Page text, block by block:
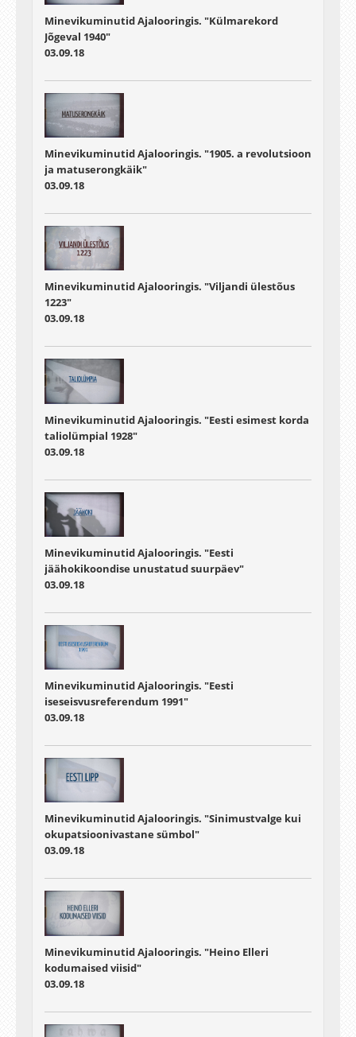
Minevikuminutid Ajalooringis. "Külmarekord
Jõgeval 1940"
03.09.18
Minevikuminutid Ajalooringis. "1905. a revolutsioon
ja matuserongkäik"
03.09.18
Minevikuminutid Ajalooringis. "Viljandi ülestõus
1223"
03.09.18
Minevikuminutid Ajalooringis. "Eesti esimest korda
taliolümpial 1928"
03.09.18
Minevikuminutid Ajalooringis. "Eesti
jäähokikoondise unustatud suurpäev"
03.09.18
Minevikuminutid Ajalooringis. "Eesti
iseseisvusreferendum 1991"
03.09.18
Minevikuminutid Ajalooringis. "Sinimustvalge kui
okupatsioonivastane sümbol"
03.09.18
Minevikuminutid Ajalooringis. "Heino Elleri
kodumaised viisid"
03.09.18